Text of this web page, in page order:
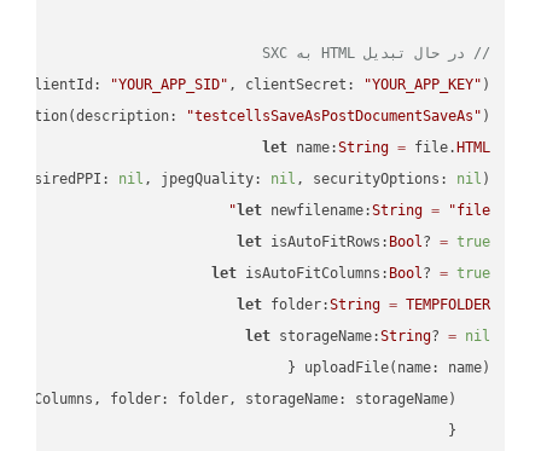
// در حال تبدیل HTML به SXC
(clientId: "YOUR_APP_SID" , clientSecret: "YOUR_APP_KEY" );
"testcellsSaveAsPostDocumentSaveAs" )
let name:String = file. HTML
, desiredPPI: nil , jpegQuality: nil , securityOptions: nil )
let newfilename:String =
"file"
let isAutoFitRows: Bool? = true
let isAutoFitColumns: Bool? = true
let folder:String = TEMPFOLDER
let storageName:String? = nil